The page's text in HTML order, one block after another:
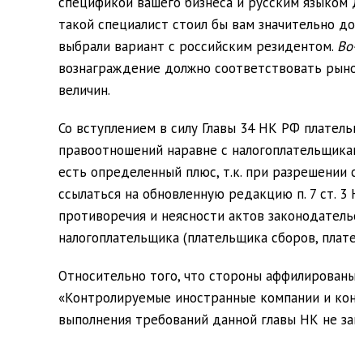
такой специалист стоил бы вам значительно
выбрали вариант с российским резидентом.
вознаграждение должно соответствовать
величин.
Со вступлением в силу Главы 34 НК РФ
правоотношений наравне с
есть определенный плюс, т.к. при разрешении
ссылаться на обновленную редакцию п. 7 ст.
противоречия и неясности актов
налогоплательщика (плательщика сборов,
Относительно того, что стороны
«Контролируемые иностранные компании и
выполнения требований данной главы НК не